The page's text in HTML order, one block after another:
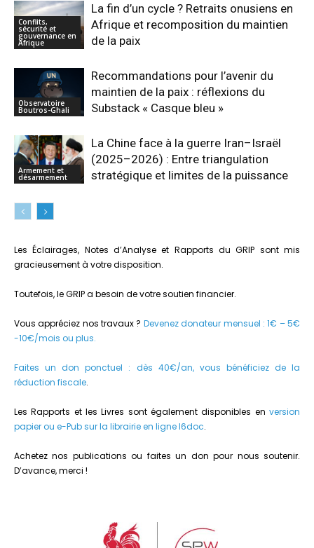
Conflits,
sécurité et
gouvernance en
Afrique
La fin d’un cycle ? Retraits onusiens en
Afrique et recomposition du maintien
de la paix
Observatoire
Boutros-Ghali
Recommandations pour l’avenir du
maintien de la paix : réflexions du
Substack « Casque bleu »
Armement et
désarmement
La Chine face à la guerre Iran–Israël
(2025–2026) : Entre triangulation
stratégique et limites de la puissance
Les Éclairages, Notes d’Analyse et Rapports du GRIP sont mis
gracieusement à votre disposition.
Toutefois, le GRIP a besoin de votre soutien financier.
Vous appréciez nos travaux ? Devenez donateur mensuel : 1€ – 5€
-10€/mois ou plus.
Faites un don ponctuel : dès 40€/an, vous bénéficiez de la
réduction fiscale.
Les Rapports et les Livres sont également disponibles en version
papier ou e-Pub sur la librairie en ligne I6doc.
Achetez nos publications ou faites un don pour nous soutenir.
D’avance, merci !